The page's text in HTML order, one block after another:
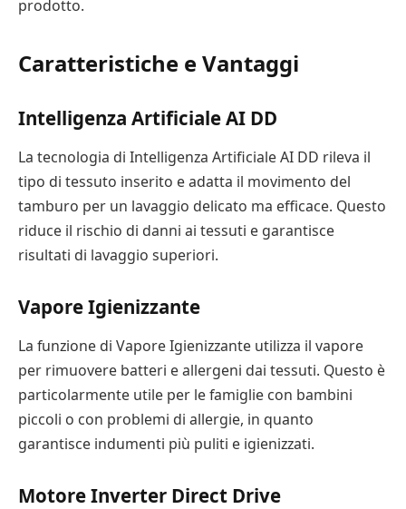
prodotto.
Caratteristiche e Vantaggi
Intelligenza Artificiale AI DD
La tecnologia di Intelligenza Artificiale AI DD rileva il
tipo di tessuto inserito e adatta il movimento del
tamburo per un lavaggio delicato ma efficace. Questo
riduce il rischio di danni ai tessuti e garantisce
risultati di lavaggio superiori.
Vapore Igienizzante
La funzione di Vapore Igienizzante utilizza il vapore
per rimuovere batteri e allergeni dai tessuti. Questo è
particolarmente utile per le famiglie con bambini
piccoli o con problemi di allergie, in quanto
garantisce indumenti più puliti e igienizzati.
Motore Inverter Direct Drive